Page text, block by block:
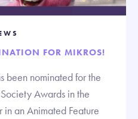
FOR MIKROS!
been nominated for the
Awards in the
an Animated Feature